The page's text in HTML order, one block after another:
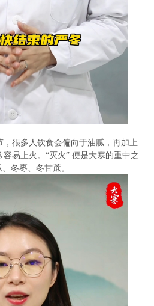
很多人饮食会偏向于油腻，再加上
易上火。“灭火” 便是大寒的重中之
冬枣、冬甘蔗。